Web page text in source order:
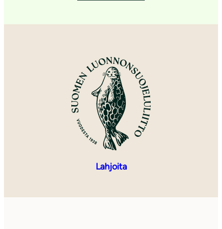
Lahjoita